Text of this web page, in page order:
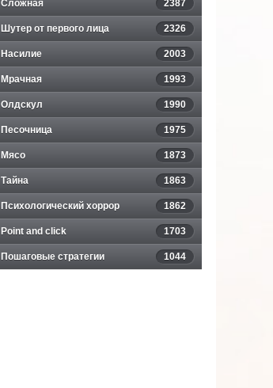
Сложная 2387
Шутер от первого лица 2326
Насилие 2003
Мрачная 1993
Олдскул 1990
Песочница 1975
Мясо 1873
Тайна 1863
Психологический хоррор 1862
Point and click 1703
Пошаговые стратегии 1044